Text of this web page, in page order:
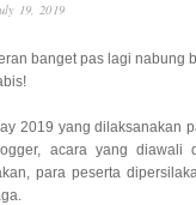
19, 2019
banget pas lagi nabung
2019 yang dilaksanakan
acara yang diawali
para peserta